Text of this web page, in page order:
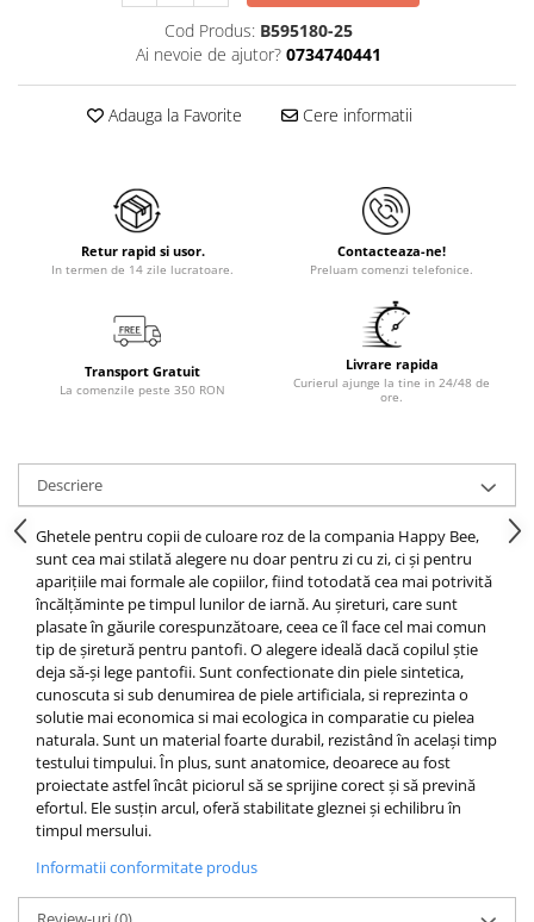
Cod Produs: B595180-25
Ai nevoie de ajutor? 0734740441
Adauga la Favorite Cere informatii
Retur rapid si usor.
In termen de 14 zile lucratoare.
Contacteaza-ne!
Preluam comenzi telefonice.
Transport Gratuit
La comenzile peste 350 RON
Livrare rapida
Curierul ajunge la tine in 24/48 de
ore.
Descriere
Ghetele pentru copii de culoare roz de la compania Happy Bee,
sunt cea mai stilată alegere nu doar pentru zi cu zi, ci și pentru
aparițiile mai formale ale copiilor, fiind totodată cea mai potrivită
încălțăminte pe timpul lunilor de iarnă.Au șireturi, care sunt
plasate în găurile corespunzătoare, ceea ce îl face cel mai comun
tip de șiretură pentru pantofi.O alegere ideală dacă copilul știe
deja să-și lege pantofii.Sunt confectionate din piele sintetica,
cunoscuta si sub denumirea de piele artificiala, si reprezinta o
solutie mai economica si mai ecologica in comparatie cu pielea
naturala.Sunt un material foarte durabil, rezistând în același timp
testului timpului.În plus, sunt anatomice, deoarece au fost
proiectate astfel încât piciorul să se sprijine corect și să prevină
efortul. Ele susțin arcul, oferă stabilitate gleznei și echilibru în
timpul mersului.
Informatii conformitate produs